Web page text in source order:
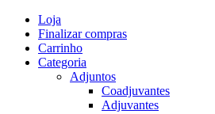
Skip
content
Loja
Finalizar compras
Carrinho
Categoria
Adjuntos
Coadjuvantes
Adjuvantes